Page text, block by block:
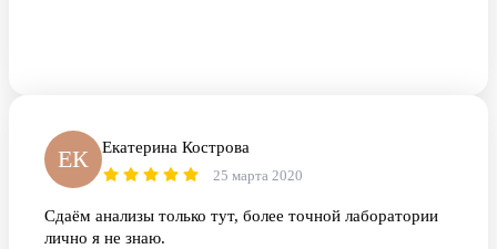
ЕК Екатерина Кострова
25 марта 2020
Сдаём анализы только тут, более точной лаборатории
лично я не знаю.